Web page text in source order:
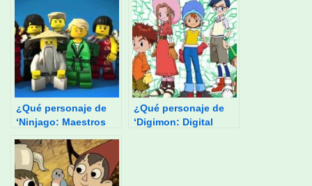
¿Qué personaje de
‘Ninjago: Maestros
¿Qué personaje de
‘Digimon: Digital